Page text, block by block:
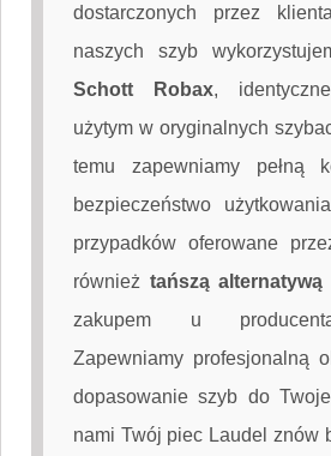
dostarczonych przez
naszych szyb
Schott Robax,
użytym w oryginalnych
temu zapewniamy pełną
bezpieczeństwo
przypadków oferowane
również tańszą alternatywą
zakupem u
Zapewniamy profesjonalną
dopasowanie szyb do
nami Twój piec Laudel znów